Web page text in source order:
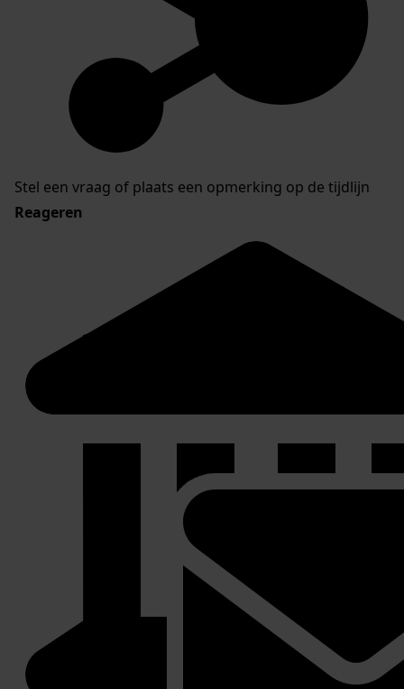
Stel een vraag of plaats een opmerking op de tijdlijn
Reageren